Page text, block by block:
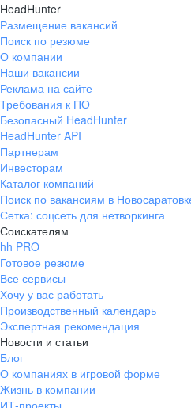
Екатеринбург
ул. Боевых Дружин, стр. 20,
+7 343 226-79-99
pr@ural.hh.ru
ул. Янковского, д. 169, 7 этаж,
706 каб.
+7 861 205-55-57
pr@krd.hh.ru
Владивосток
пер. Ланинский д. 4, офис 3.4
+7 423 202-33-28
pr@dv.hh.ru
Новосибирск
ул. Большевистская, д. 35,
HeadHunter
Размещение вакансий
Поиск по резюме
О компании
Наши вакансии
Реклама на сайте
Требования к ПО
Безопасный HeadHunter
HeadHunter API
Партнерам
Инвесторам
Каталог компаний
Поиск по вакансиям в
Сетка: соцсеть для нетворкинга
Соискателям
hh PRO
Готовое резюме
Все сервисы
Хочу у вас работать
Производственный календарь
Экспертная рекомендация
Новости и статьи
Блог
О компаниях в игровой форме
Жизнь в компании